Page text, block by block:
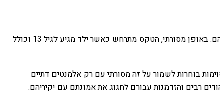
בר מצווה היא התקרבות יהודית -טקס גיל המציין את המעבר מילדות לבגרות. זוהי חגיגה של כניסתו של צעיר לחיים הדתיים והאחריות הנלוות אליהם. באופן מסורתי, הטקס מתרחש כאשר ילד מגיע לגיל 13 וכולל
בוחרות לשמור על זה מסורתי עם רק אלמנטים דתיים
רבים והזדמנות עבורם לחגוג את אמונתם עם יקיריהם.